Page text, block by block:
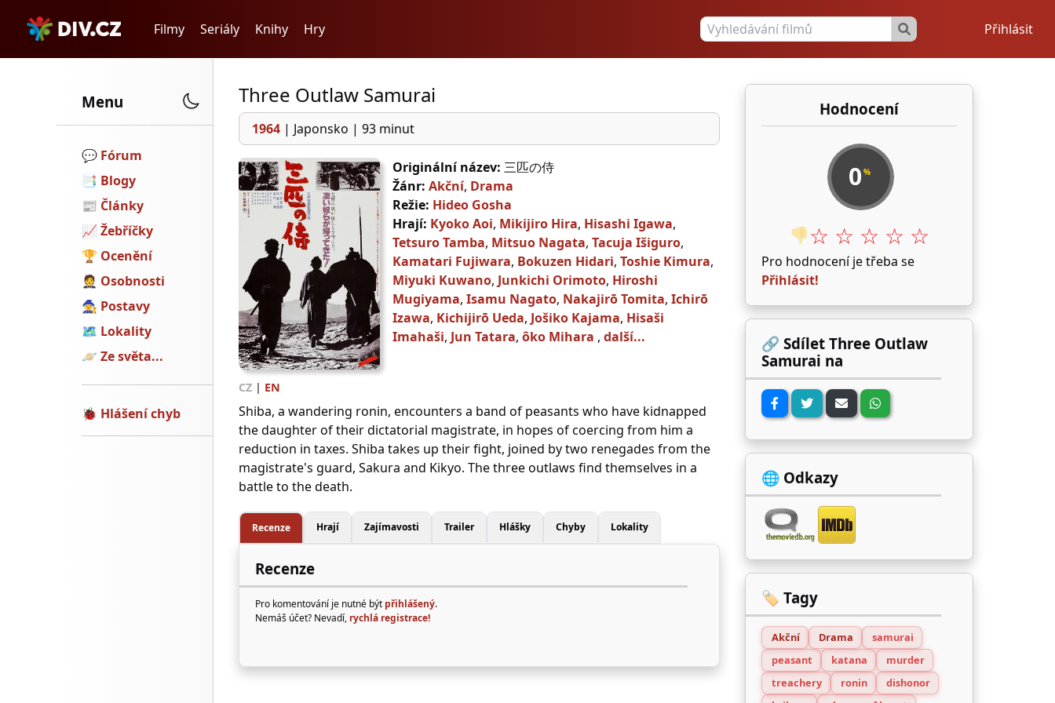
Filmy Seriály Knihy Hry Přihlásit
Menu
💬️ Fórum
📑 Blogy
📰 Články
📈 Žebříčky
🏆 Ocenění
🤵 Osobnosti
🧙 Postavy
🗺 Lokality
🪐 Ze světa...
🐞 Hlášení chyb
Three Outlaw Samurai
1964 | Japonsko | 93 minut
Originální název: 三匹の侍
Žánr: Akční, Drama
Režie: Hideo Gosha
Hrají: Kyoko Aoi, Mikijiro Hira, Hisashi Igawa,
Tetsuro Tamba, Mitsuo Nagata, Tacuja Išiguro,
Kamatari Fujiwara, Bokuzen Hidari, Toshie Kimura,
Miyuki Kuwano, Junkichi Orimoto, Hiroshi
Mugiyama, Isamu Nagato, Nakajirō Tomita, Ichirō
Izawa, Kichijirō Ueda, Jošiko Kajama, Hisaši
Imahaši, Jun Tatara, ôko Mihara , další...
CZ | EN
Shiba, a wandering ronin, encounters a band of peasants who have kidnapped
the daughter of their dictatorial magistrate, in hopes of coercing from him a
reduction in taxes. Shiba takes up their fight, joined by two renegades from the
magistrate's guard, Sakura and Kikyo. The three outlaws find themselves in a
battle to the death.
Recenze Hrají Zajímavosti Trailer Hlášky Chyby Lokality
Recenze
Pro komentování je nutné být přihlášený.
Nemáš účet? Nevadí, rychlá registrace!
Hodnocení
0 %
👎☆ ☆ ☆ ☆ ☆
Pro hodnocení je třeba se
Přihlásit!
🔗 Sdílet Three Outlaw
Samurai na
🌐 Odkazy
🏷️ Tagy
Akční Drama
samurai
peasant
katana
murder
treachery
ronin
dishonor